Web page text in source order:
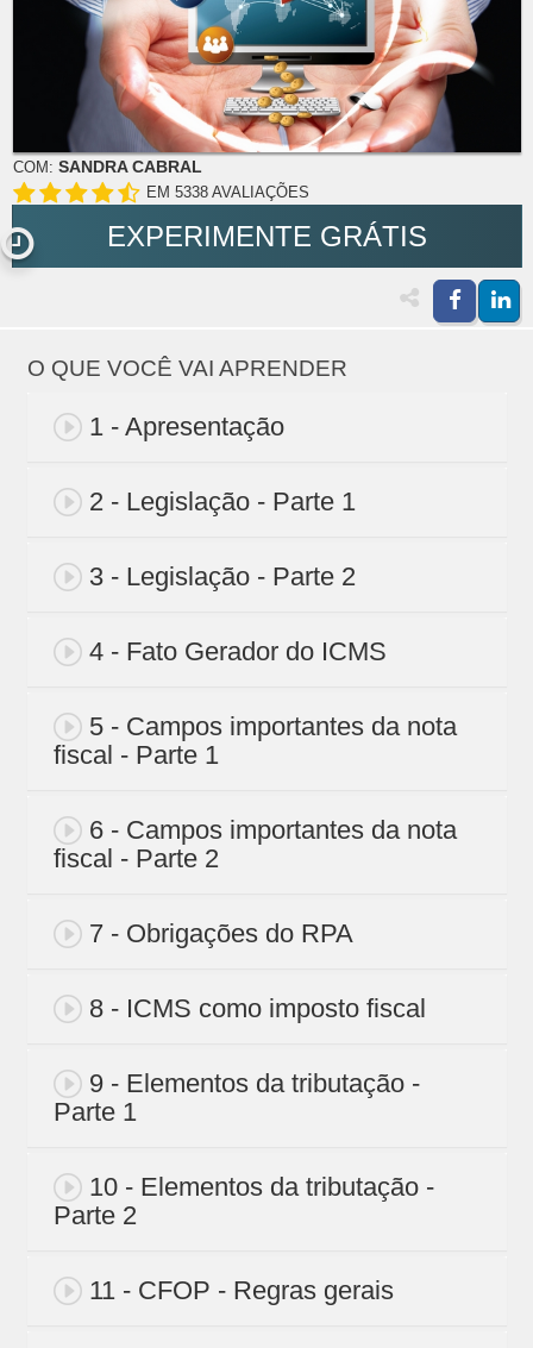
COM: SANDRA CABRAL
EM 5338 AVALIAÇÕES
EXPERIMENTE GRÁTIS
O QUE VOCÊ VAI APRENDER
1 - Apresentação
2 - Legislação - Parte 1
3 - Legislação - Parte 2
4 - Fato Gerador do ICMS
5 - Campos importantes da nota
fiscal - Parte 1
6 - Campos importantes da nota
fiscal - Parte 2
7 - Obrigações do RPA
8 - ICMS como imposto fiscal
9 - Elementos da tributação -
Parte 1
10 - Elementos da tributação -
Parte 2
11 - CFOP - Regras gerais